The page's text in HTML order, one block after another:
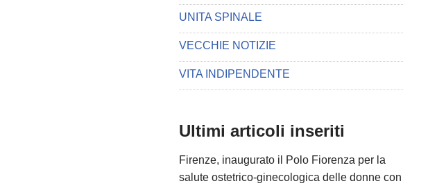
UNITA SPINALE
VECCHIE NOTIZIE
VITA INDIPENDENTE
Ultimi articoli inseriti
Firenze, inaugurato il Polo Fiorenza per la
salute ostetrico-ginecologica delle donne con